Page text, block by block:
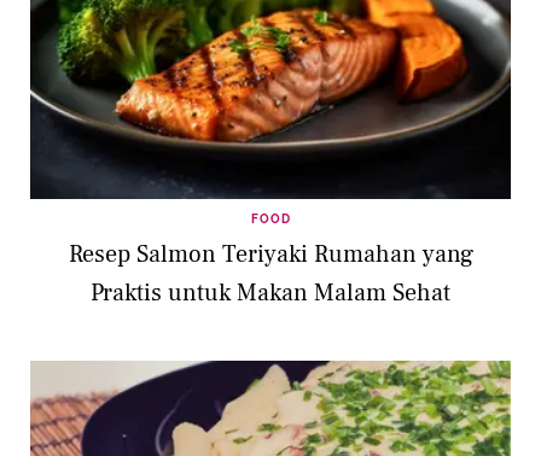
FOOD
Resep Salmon Teriyaki Rumahan yang
Praktis untuk Makan Malam Sehat